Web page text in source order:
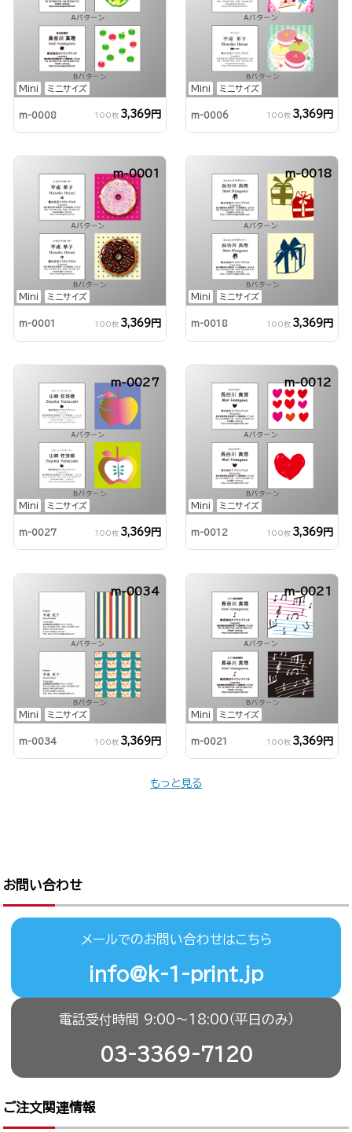
Mini ミニサイズ
m-0008 100枚 3,369円
Mini ミニサイズ
m-0006 100枚 3,369円
Mini ミニサイズ
m-0001
m-0001 100枚 3,369円
Mini ミニサイズ
m-0018
m-0018 100枚 3,369円
Mini ミニサイズ
m-0027
m-0027 100枚 3,369円
Mini ミニサイズ
m-0012
m-0012 100枚 3,369円
Mini ミニサイズ
m-0034
m-0034 100枚 3,369円
Mini ミニサイズ
m-0021
m-0021 100枚 3,369円
もっと見る
お問い合わせ
メールでのお問い合わせはこちら
info@k-1-print.jp
電話受付時間 9:00〜18:00（平日のみ）
03-3369-7120
ご注文関連情報